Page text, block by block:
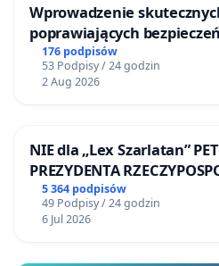
Wprowadzenie
poprawiających
Żeromskiego w Otwocku
176 podpisów
53 Podpisy / 24 godzin
2 Aug 2026
NIE dla „Lex Szarlatan”
PREZYDENTA
5 364 podpisów
49 Podpisy / 24 godzin
6 Jul 2026